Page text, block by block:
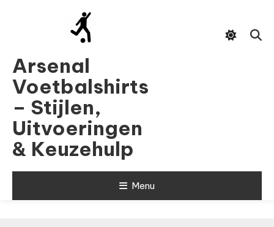
Arsenal
Voetbalshirts
– Stijlen,
Uitvoeringen
& Keuzehulp
Menu